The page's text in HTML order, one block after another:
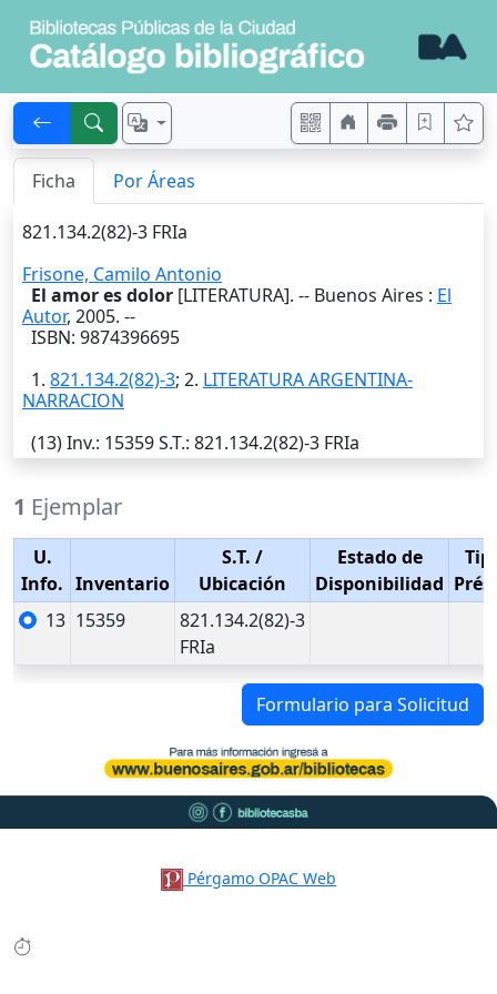
Ficha Por Áreas
821.134.2(82)-3 FRIa
Frisone, Camilo Antonio
El amor es dolor [LITERATURA]. -- Buenos Aires : El
Autor, 2005. --
ISBN: 9874396695
1. 821.134.2(82)-3; 2. LITERATURA ARGENTINA-
NARRACION
(13)Inv.: 15359S.T.: 821.134.2(82)-3 FRIa
1 Ejemplar
U.
Info. Inventario
S.T. /
Ubicación
Estado de
Disponibilidad
13 15359
821.134.2(82)-3
FRIa
Formulario para Solicitud
Pérgamo OPAC Web